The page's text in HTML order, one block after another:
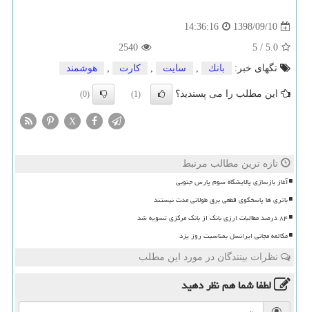
1398/09/10
14:36:16
5.0
/
5
2540
تگهای خبر:
بانك , سایت , كارت , هوشمند
این مطلب را می پسندید؟ (1)
(0)
X
تازه ترین مطالب مرتبط
آغاز بازسازی پالایشگاه سوم پارس جنوبی
باتری ها پاسخگوی قطعی برق طولانی مدت نیستند
۸۴ درصد مطالبات ارزی بانک از بانک مرکزی تسویه شد
مکالمه مجانی ایرانسل بمناسبت روز یزد
نظرات بینندگان در مورد این مطلب
لطفا شما همنظر دهید